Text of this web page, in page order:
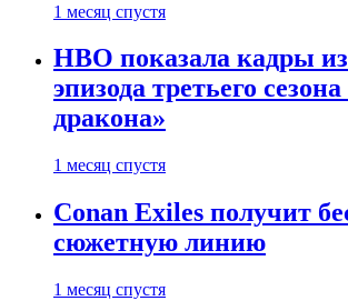
1 месяц спустя
HBO показала кадры из
эпизода третьего
дракона»
1 месяц спустя
Conan Exiles получит
сюжетную линию
1 месяц спустя